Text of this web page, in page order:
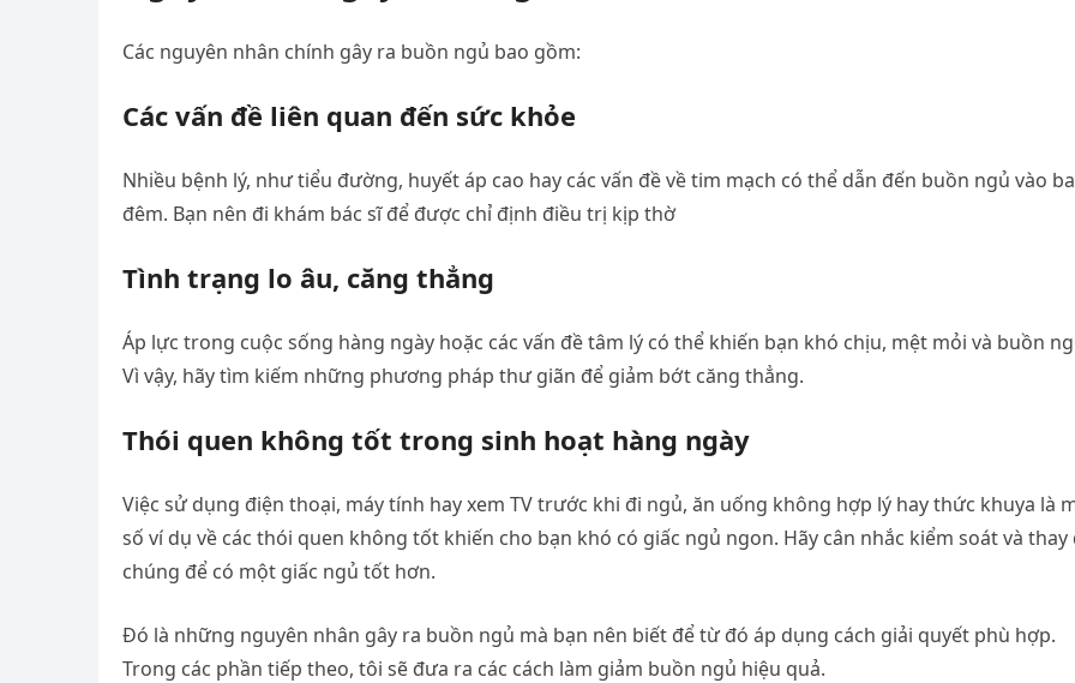
Các nguyên nhân chính gây ra buồn ngủ bao gồm:
Các vấn đề liên quan đến sức khỏe
Nhiều bệnh lý, như tiểu đường, huyết áp cao hay các vấn đề về tim mạch có thể dẫn đến buồn ngủ vào
đêm. Bạn nên đi khám bác sĩ để được chỉ định điều trị kịp thờ
Tình trạng lo âu, căng thẳng
Áp lực trong cuộc sống hàng ngày hoặc các vấn đề tâm lý có thể khiến bạn khó chịu, mệt mỏi và buồn
Vì vậy, hãy tìm kiếm những phương pháp thư giãn để giảm bớt căng thẳng.
Thói quen không tốt trong sinh hoạt hàng ngày
Việc sử dụng điện thoại, máy tính hay xem TV trước khi đi ngủ, ăn uống không hợp lý hay thức khuya là
số ví dụ về các thói quen không tốt khiến cho bạn khó có giấc ngủ ngon. Hãy cân nhắc kiểm soát và thay
chúng để có một giấc ngủ tốt hơn.
Đó là những nguyên nhân gây ra buồn ngủ mà bạn nên biết để từ đó áp dụng cách giải quyết phù hợp.
Trong các phần tiếp theo, tôi sẽ đưa ra các cách làm giảm buồn ngủ hiệu quả.